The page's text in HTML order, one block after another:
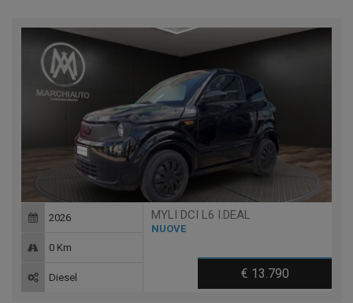
MYLI DCI L6 I.DEAL
NUOVE
€ 13.790
2026
0 Km
Diesel